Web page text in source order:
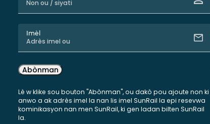
Imèl
Abònman
Lè w klike sou bouton "Abònman", ou dakò pou ajoute non ki
anwo a ak adrès imel la nan lis imel SunRail la epi resevwa
kominikasyon nan men SunRail, ki gen ladan bilten SunRail
la.